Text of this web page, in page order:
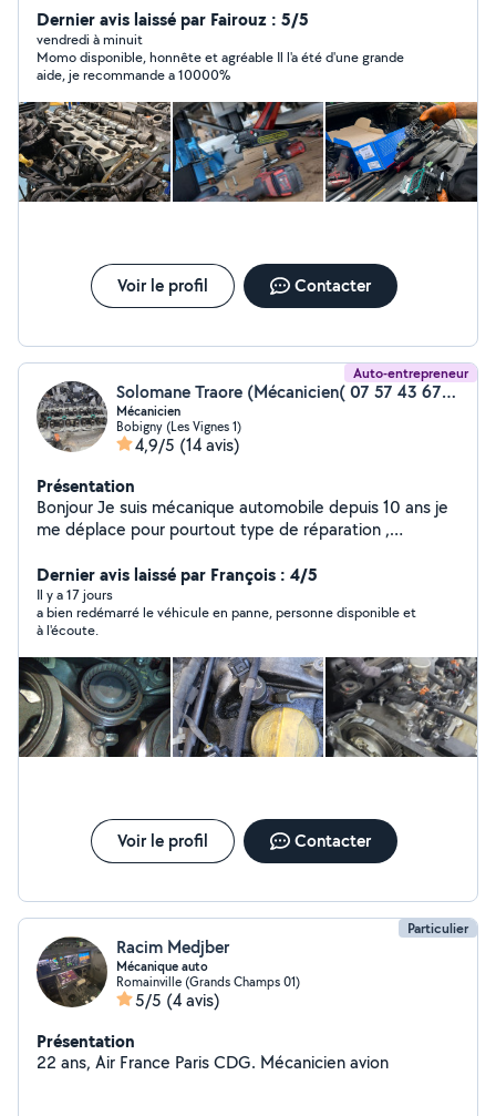
problèmes mécaniques et électriques sur place à votre
domicile où sur le lieux de panne. Interventions
mécaniques et électroniques : Embrayage Distribution
Freinage Suspension Demarreur Alternateur
Changement de moteur Joint de culasse Entretien et
vidange Vérification avant achat Système antipollution
(fap, Adblue, Egr) Passage valise et diagnostique Pour
plus de renseignements, n'hésitez pas à me contacter.
Dernier avis laissé par Fairouz : 5/5
vendredi à minuit
Momo disponible, honnête et agréable Il l'a été d'une grande
aide, je recommande a 10000%
Voir le profil Contacter
Auto-entrepreneur
Solomane Traore (Mécanicien( 07 57 43 67 08))
Mécanicien
Bobigny (Les Vignes 1)
4,9/5 (14 avis)
Présentation
Bonjour Je suis mécanique automobile depuis 10 ans je
me déplace pour pourtout type de réparation ,
Dernier avis laissé par François : 4/5
Il y a 17 jours
a bien redémarré le véhicule en panne, personne disponible et
à l'écoute.
Voir le profil Contacter
Particulier
Racim Medjber
Mécanique auto
Romainville (Grands Champs 01)
5/5 (4 avis)
Présentation
22 ans, Air France Paris CDG. Mécanicien avion